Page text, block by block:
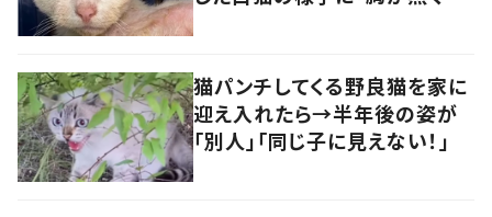
猫パンチしてくる野良猫を家に
迎え入れたら→半年後の姿が
「別人」「同じ子に見えない！」